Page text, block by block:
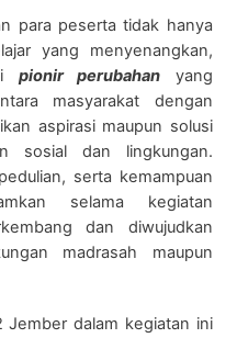
para peserta tidak hanya
yang menyenangkan,
pionir perubahan yang
masyarakat dengan
aspirasi maupun solusi
sosial dan lingkungan.
serta kemampuan
selama kegiatan
dan diwujudkan
madrasah maupun
Jember dalam kegiatan ini